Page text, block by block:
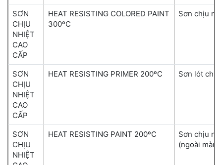
SƠN
CHỊU
NHIỆT
CAO
CẤP
HEAT RESISTING COLORED PAINT
300ºC
Sơn chịu
SƠN
CHỊU
NHIỆT
CAO
CẤP
HEAT RESISTING PRIMER 200ºC Sơn lót
SƠN
CHỊU
NHIỆT
HEAT RESISTING PAINT 200ºC
Sơn chịu
(ngoài màu